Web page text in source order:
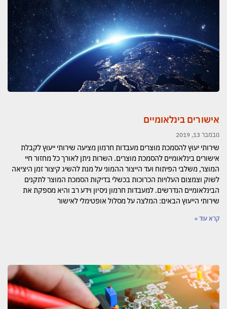
אישורים בינלאומיים
נובמבר 13, 2019
שירותי יעוץ להסמכת מוצרים מעבדות חרמון מציעה שירותי ייעוץ לקבלת
אישורים בינלאומיים להסמכת מוצרים. השרות ניתן לאורך כל מחזור חיי
המוצר, משלבי הפיתוח ועד הייצור ההמוני על מנת להשיג קיצור זמן היציאה
לשוק וצמצום העלויות הכרוכות בכשלי בדיקות הסמכת המוצר לתקנים
הבינלאומיים הנדרשים. למעבדות חרמון ניסיון וידע רב והיא מספקת את
שירותי הייעוץ הבאים: המלצה על מסלול אופטימלי לאישור
קרא עוד »